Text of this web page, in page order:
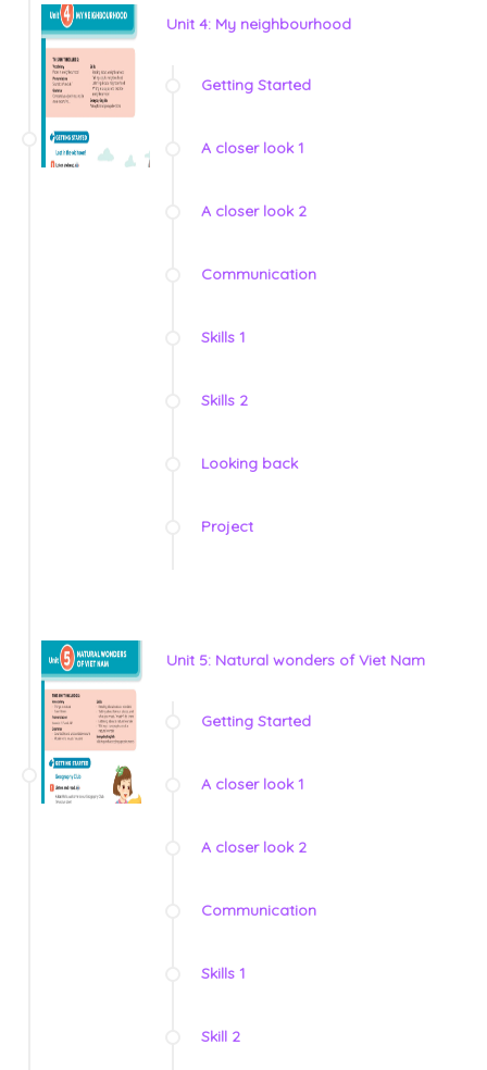
Unit 4: My neighbourhood
Getting Started
A closer look 1
A closer look 2
Communication
Skills 1
Skills 2
Looking back
Project
Unit 5: Natural wonders of Viet Nam
Getting Started
A closer look 1
A closer look 2
Communication
Skills 1
Skill 2